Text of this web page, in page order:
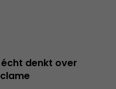
écht denkt over